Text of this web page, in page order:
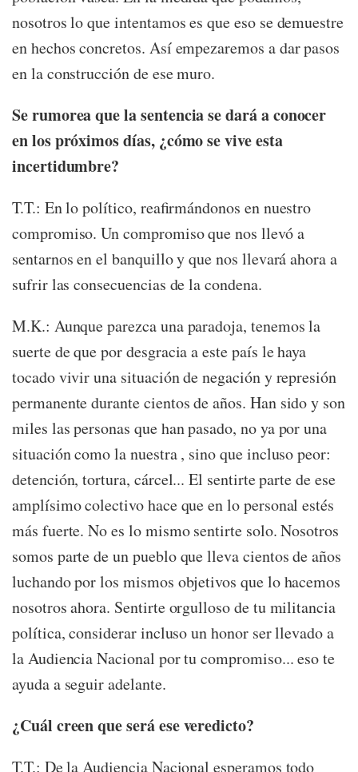
nosotros lo que intentamos es que eso se demuestre
en hechos concretos. Así empezaremos a dar pasos
en la construcción de ese muro.
Se rumorea que la sentencia se dará a conocer
en los próximos días, ¿cómo se vive esta
incertidumbre?
T.T.: En lo político, reafirmándonos en nuestro
compromiso. Un compromiso que nos llevó a
sentarnos en el banquillo y que nos llevará ahora a
sufrir las consecuencias de la condena.
M.K.: Aunque parezca una paradoja, tenemos la
suerte de que por desgracia a este país le haya
tocado vivir una situación de negación y represión
permanente durante cientos de años. Han sido y son
miles las personas que han pasado, no ya por una
situación como la nuestra , sino que incluso peor:
detención, tortura, cárcel... El sentirte parte de ese
amplísimo colectivo hace que en lo personal estés
más fuerte. No es lo mismo sentirte solo. Nosotros
somos parte de un pueblo que lleva cientos de años
luchando por los mismos objetivos que lo hacemos
nosotros ahora. Sentirte orgulloso de tu militancia
política, considerar incluso un honor ser llevado a
la Audiencia Nacional por tu compromiso... eso te
ayuda a seguir adelante.
¿Cuál creen que será ese veredicto?
T.T.: De la Audiencia Nacional esperamos todo